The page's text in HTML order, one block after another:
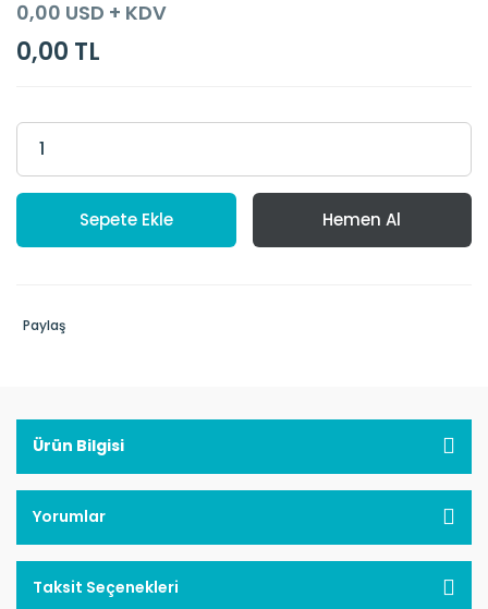
0,00 USD + KDV
0,00 TL
Sepete Ekle Hemen Al
Paylaş
Ürün Bilgisi
Yorumlar
Taksit Seçenekleri